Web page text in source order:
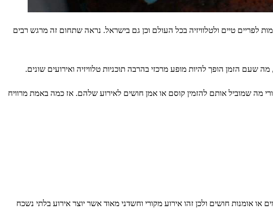
טיים ולטלוויזיה בכל העולם וכן גם בישראל. נראה שתחום זה מרגש רבים
הזמן הופך להיות מופע מרכזי בהרבה תוכניות טלוויזיה ואירועים שונים.
מה שמוביל אותם להזמין קוסם או אמן חושים לאירוע שלהם. אז כמה באמת מרוויח
חושים ולכן זהו אירוע מקורי וחשדני מאוד אשר יוצר אירוע בלתי נשכח